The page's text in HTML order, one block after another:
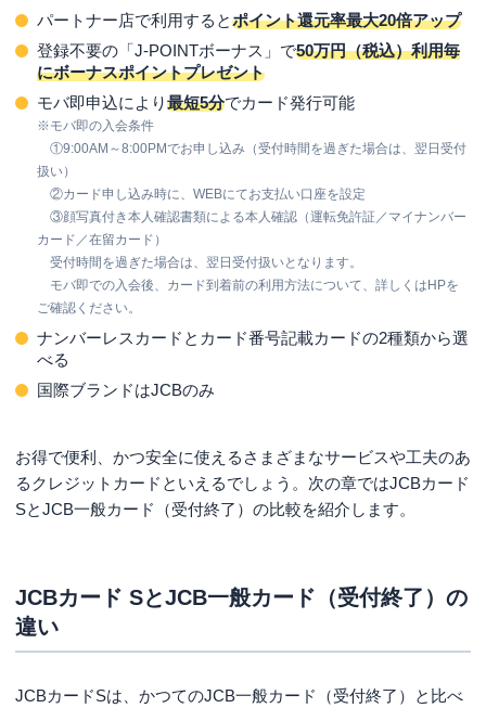
JCBカード Sについてよくある質問
JCBカード Sは条件なしで年会費無料ですか？
JCBカード SとJCB一般カードの違いは？
JCBカード S とJCBカード Wの違いは？
JCBカード Sのスマートフォン保険は古いスマホでも適
用される？
まとめ
パートナー店で利用するとポイント還元率最大20倍アップ
登録不要の「J-POINTボーナス」で50万円（税込）利用毎
にボーナスポイントプレゼント
モバ即申込により最短5分でカード発行可能
※モバ即の入会条件
①9:00AM～8:00PMでお申し込み（受付時間を過ぎた場合は、翌日受付
扱い）
②カード申し込み時に、WEBにてお支払い口座を設定
③顔写真付き本人確認書類による本人確認（運転免許証／マイナンバー
カード／在留カード）
受付時間を過ぎた場合は、翌日受付扱いとなります。
モバ即での入会後、カード到着前の利用方法について、詳しくはHPを
ご確認ください。
ナンバーレスカードとカード番号記載カードの2種類から選
べる
国際ブランドはJCBのみ
お得で便利、かつ安全に使えるさまざまなサービスや工夫のあ
るクレジットカードといえるでしょう。次の章ではJCBカード
SとJCB一般カード（受付終了）の比較を紹介します。
JCBカード SとJCB一般カード（受付終了）の
違い
JCBカードSは、かつてのJCB一般カード（受付終了）と比べ